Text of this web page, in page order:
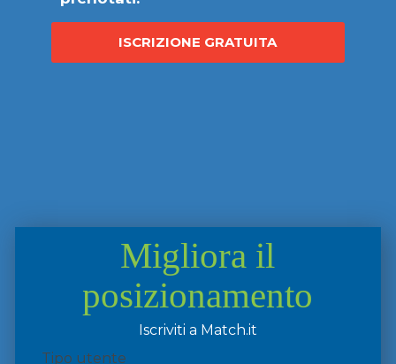
ISCRIZIONE GRATUITA
Migliora il
posizionamento
Iscriviti a Match.it
Tipo utente